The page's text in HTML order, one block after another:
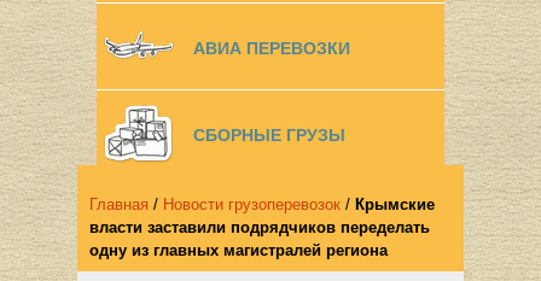
АВИА ПЕРЕВОЗКИ
СБОРНЫЕ ГРУЗЫ
Главная / Новости грузоперевозок / Крымские
власти заставили подрядчиков переделать
одну из главных магистралей региона